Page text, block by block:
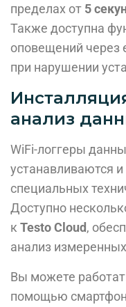
пределах от 5
Также доступна
оповещений через
при нарушении
анализ
WiFi-логгеры
устанавливаются
специальных
Доступно
к Testo Cloud,
анализ
Вы можете
помощью